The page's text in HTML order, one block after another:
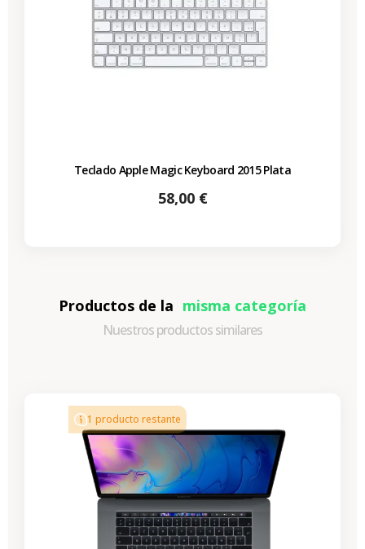
Teclado Apple Magic Keyboard 2015 Plata
Precio
58,00 €
Productos de la misma categoría
Nuestros productos similares
1 producto restante